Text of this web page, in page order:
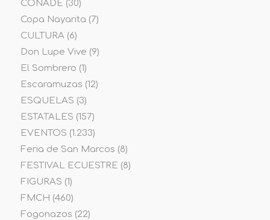
CONADE (30)
Copa Nayarita (7)
CULTURA(6)
Don Lupe Vive (9)
El Sombrero (1)
Escaramuzas (12)
ESQUELAS (3)
ESTATALES (157)
EVENTOS (1.233)
Feria de San Marcos (8)
FESTIVAL ECUESTRE (8)
FIGURAS (1)
FMCH (460)
Fogonazos (22)